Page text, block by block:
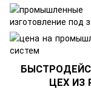
ЦЕХ ИЗ